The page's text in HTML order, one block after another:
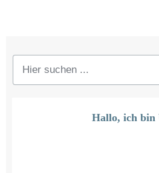
Hallo, ich bin